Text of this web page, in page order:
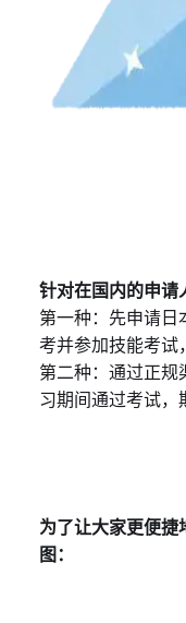
针对在国内的申请
第一种：先申请日
考并参加技能考试
第二种：通过正规
习期间通过考试，
为了让大家更便捷
图：